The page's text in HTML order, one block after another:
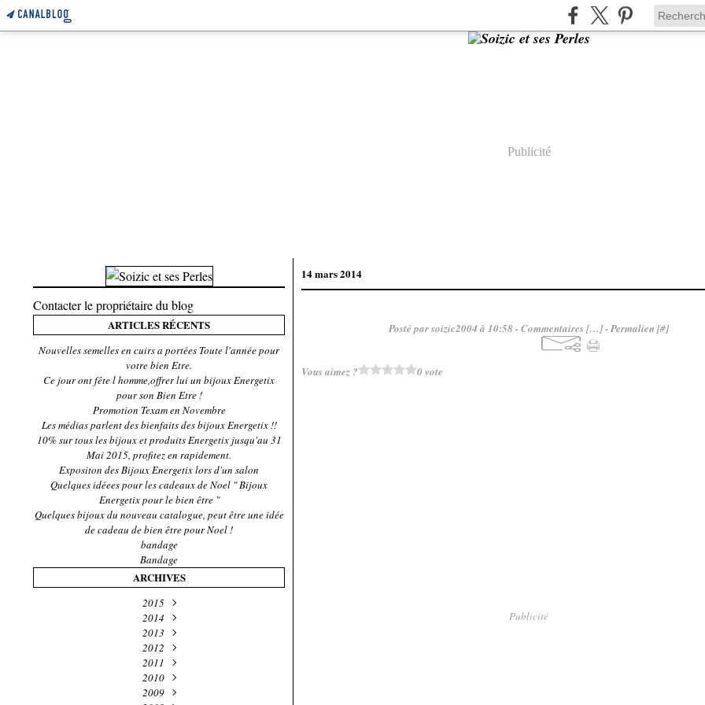
Publicité
Contacter le propriétaire du blog
ARTICLES RÉCENTS
Nouvelles semelles en cuirs a portées Toute l'année pour
votre bien Etre.
Ce jour ont fête l homme,offrer lui un bijoux Energetix
pour son Bien Etre !
Promotion Texam en Novembre
Les médias parlent des bienfaits des bijoux Energetix !!
10% sur tous les bijoux et produits Energetix jusqu'au 31
Mai 2015, profitez en rapidement.
Expositon des Bijoux Energetix lors d'un salon
Quelques idéees pour les cadeaux de Noel " Bijoux
Energetix pour le bien être "
Quelques bijoux du nouveau catalogue, peut être une idée
de cadeau de bien être pour Noel !
bandage
Bandage
ARCHIVES
2015
Novembre
Mai
(1)
2014
Décembre
Novembre
Octobre
Septembre
Avril (1)
2013
Décembre
Octobre
Septembre
Juillet(2)
2012
Décembre
Novembre
Octobre
2011
Décembre
Novembre
2010
Décembre
2009
14 mars 2014
Posté par soizic2004 à 10:58 -Commentaires […]- Permalien [#]
Vous aimez ? 0 vote
Publicité